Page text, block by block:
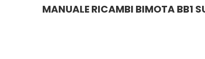
MANUALE RICAMBI BIMOTA BB1